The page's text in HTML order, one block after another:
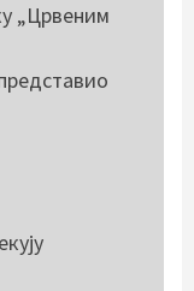
„Црвеним